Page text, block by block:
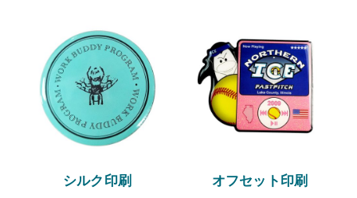
シルク印刷 オフセット印刷